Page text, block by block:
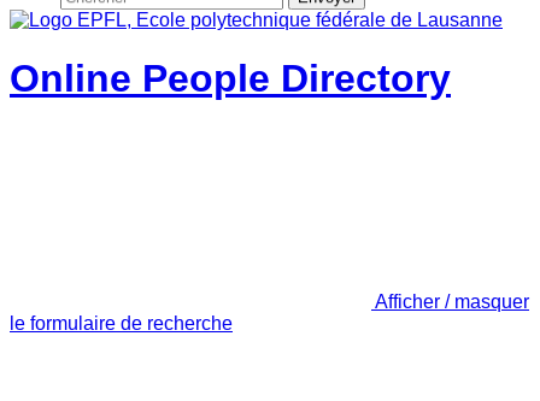
Online People Directory
Afficher / masquer
le formulaire de recherche